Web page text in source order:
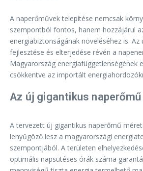
A naperőművek telepítése nemcsak
szempontból fontos, hanem hozzájárul
energiabiztonságának növeléséhez is.
fejlesztése és elterjedése révén a
Magyarország energiafüggetlenségének
csökkentve az importált
Az új gigantikus
A tervezett új gigantikus naperőmű
lenyűgöző lesz a magyarországi
szempontjából. A területen
optimális napsütéses órák száma